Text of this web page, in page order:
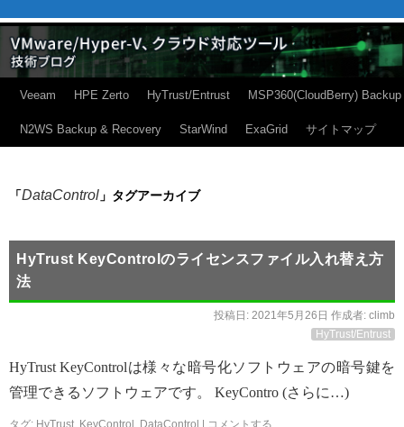
Veeam HPE Zerto HyTrust/Entrust MSP360(CloudBerry) Backup
N2WS Backup & Recovery StarWind ExaGrid サイトマップ
「DataControl 」タグアーカイブ
HyTrust KeyControlのライセンスファイル入れ替え方
法
投稿日: 2021年5月26日 作成者: climb
HyTrust/Entrust
HyTrust KeyControlは様々な暗号化ソフトウェアの暗号鍵を
管理できるソフトウェアです。 KeyContro (さらに…)
タグ: HyTrust, KeyControl , DataControl コメントする